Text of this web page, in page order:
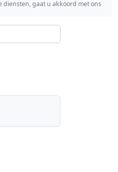
diensten, gaat u akkoord met ons